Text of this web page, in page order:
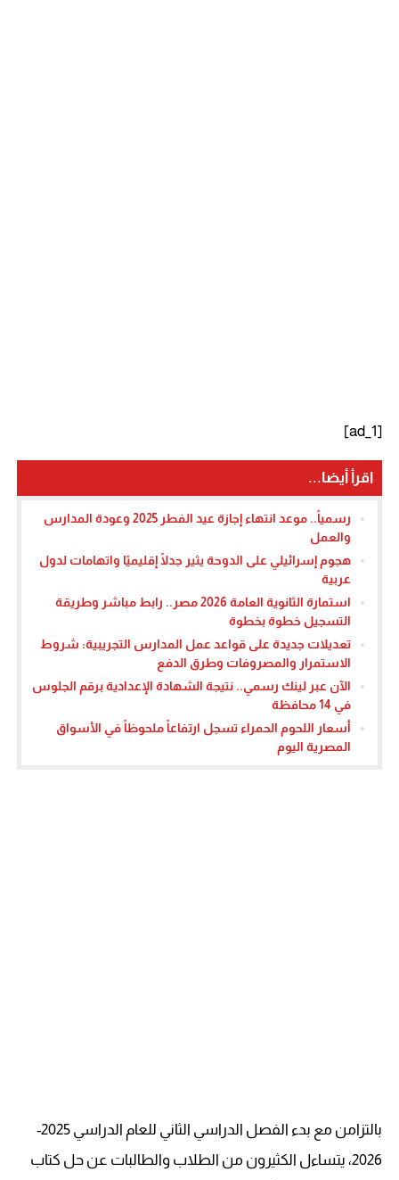
[ad_1]
اقرأ أيضا...
رسمياً.. موعد انتهاء إجازة عيد الفطر 2025 وعودة المدارس
والعمل
هجوم إسرائيلي على الدوحة يثير جدلًا إقليميًا واتهامات لدول
عربية
استمارة الثانوية العامة 2026 مصر.. رابط مباشر وطريقة
التسجيل خطوة بخطوة
تعديلات جديدة على قواعد عمل المدارس التجريبية: شروط
الاستمرار والمصروفات وطرق الدفع
الآن عبر لينك رسمي.. نتيجة الشهادة الإعدادية برقم الجلوس
في 14 محافظة
أسعار اللحوم الحمراء تسجل ارتفاعاً ملحوظاً في الأسواق
المصرية اليوم
بالتزامن مع بدء الفصل الدراسي الثاني للعام الدراسي 2025-
2026، يتساءل الكثيرون من الطلاب والطالبات عن حل كتاب